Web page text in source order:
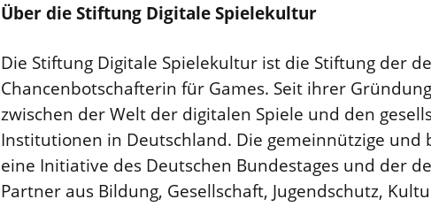
Über die Stiftung Digitale Spielekultur
Die Stiftung Digitale Spielekultur ist die Stiftung der
Chancenbotschafterin für Games. Seit ihrer
zwischen der Welt der digitalen Spiele und den
Institutionen in Deutschland. Die gemeinnützige
eine Initiative des Deutschen Bundestages und der
Partner aus Bildung, Gesellschaft, Jugendschutz,